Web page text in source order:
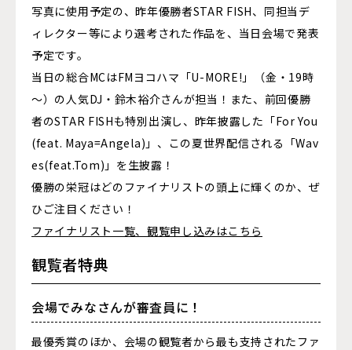
写真に使用予定の、昨年優勝者STAR FISH、同担当デ
ィレクター等により選考された作品を、当日会場で発表
予定です。
当日の総合MCはFMヨコハマ「U-MORE!」（金・19時
～）の人気DJ・鈴木裕介さんが担当！また、前回優勝
者のSTAR FISHも特別出演し、昨年披露した「For You
(feat. Maya=Angela)」、この夏世界配信される「Wav
es(feat.Tom)」を生披露！
優勝の栄冠はどのファイナリストの頭上に輝くのか、ぜ
ひご注目ください！
ファイナリスト一覧、観覧申し込みはこちら
観覧者特典
会場でみなさんが審査員に！
最優秀賞のほか、会場の観覧者から最も支持されたファ